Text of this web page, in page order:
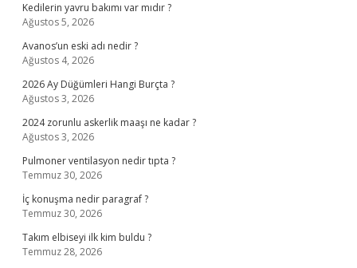
Kedilerin yavru bakımı var mıdır ?
Ağustos 5, 2026
Avanos’un eski adı nedir ?
Ağustos 4, 2026
2026 Ay Düğümleri Hangi Burçta ?
Ağustos 3, 2026
2024 zorunlu askerlik maaşı ne kadar ?
Ağustos 3, 2026
Pulmoner ventilasyon nedir tıpta ?
Temmuz 30, 2026
İç konuşma nedir paragraf ?
Temmuz 30, 2026
Takım elbiseyi ilk kim buldu ?
Temmuz 28, 2026